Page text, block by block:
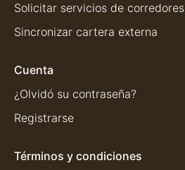
Solicitar servicios de corredores
Sincronizar cartera externa
Cuenta
¿Olvidó su contraseña?
Registrarse
Términos y condiciones